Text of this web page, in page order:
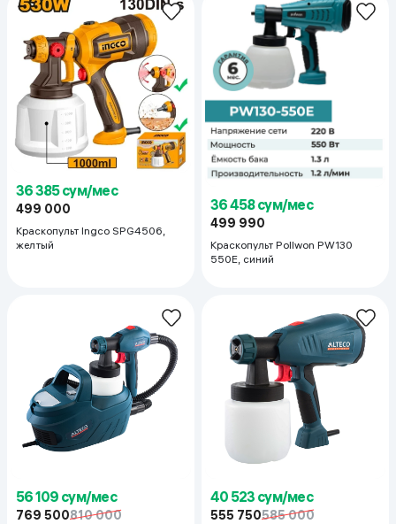
36 385 сум/мес
499 000
Краскопульт Ingco SPG4506,
желтый
36 458 сум/мес
499 990
Краскопульт Pollwon PW130
550E, синий
56 109 сум/мес
769 500810 000
40 523 сум/мес
555 750585 000